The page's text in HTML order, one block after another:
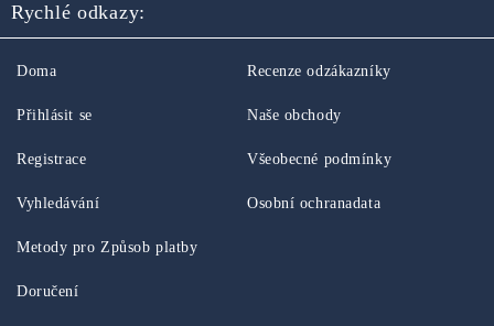
Rychlé odkazy:
Doma
Přihlásit se
Registrace
Vyhledávání
Recenze odzákazníky
Naše obchody
Všeobecné podmínky
Osobní ochranadata
Metody pro Způsob platby
Doručení